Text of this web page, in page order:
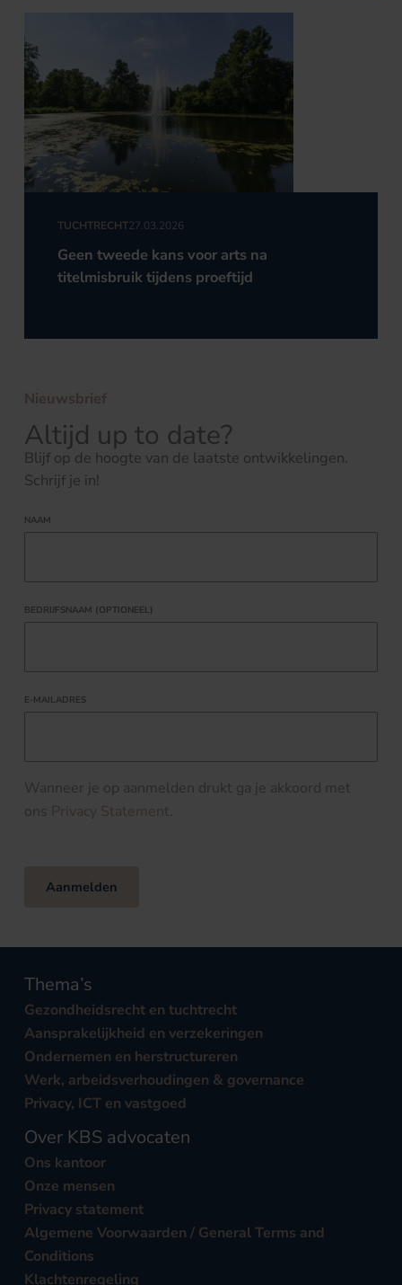
TUCHTRECHT27.03.2026
Geen tweede kans voor arts na
titelmisbruik tijdens proeftijd
Nieuwsbrief
Altijd up to date?
Blijf op de hoogte van de laatste ontwikkelingen.
Schrijf je in!
NAAM
BEDRIJFSNAAM (OPTIONEEL)
E-MAILADRES
Wanneer je op aanmelden drukt ga je akkoord met
ons Privacy Statement.
Aanmelden
Thema’s
Gezondheidsrecht en tuchtrecht
Aansprakelijkheid en verzekeringen
Ondernemen en herstructureren
Werk, arbeidsverhoudingen & governance
Privacy, ICT en vastgoed
Over KBS advocaten
Ons kantoor
Onze mensen
Privacy statement
Algemene Voorwaarden / General Terms and
Conditions
Klachtenregeling